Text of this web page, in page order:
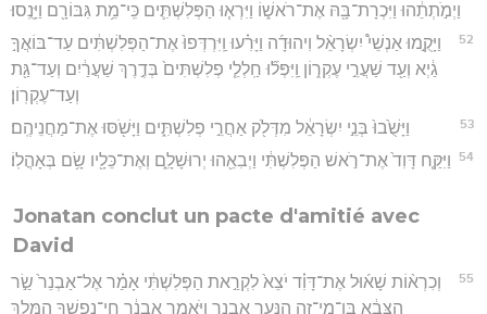
וַיְמֹ֣תְתֵ֔הוּ וַיִּכְרָת־בָּ֖הּ אֶת־רֹאשׁ֑וֹ וַיִּרְא֧וּ הַפְּלִשְׁתִּ֛ים כִּֽי־מֵ֥ת גִּבּוֹרָ֖ם וַיָּנֻֽסוּ׃
52
וַיָּקֻ֣מוּ אַנְשֵׁי֩ יִשְׂרָאֵ֨ל וִיהוּדָ֜ה וַיָּרִ֗עוּ וַֽיִּרְדְּפוּ֙ אֶת־הַפְּלִשְׁתִּ֔ים עַד־בּוֹאֲךָ֣
גַ֔יְא וְעַ֖ד שַׁעֲרֵ֣י עֶקְר֑וֹן וַֽיִּפְּל֞וּ חַֽלְלֵ֤י פְלִשְׁתִּים֙ בְּדֶ֣רֶךְ שַׁעֲרַ֔יִם וְעַד־גַּ֖ת
וְעַד־עֶקְרֽוֹן׃
53 וַיָּשֻׁ֙בוּ֙ בְּנֵ֣י יִשְׂרָאֵ֔ל מִדְּלֹ֖ק אַחֲרֵ֣י פְלִשְׁתִּ֑ים וַיָּשֹׁ֖סּוּ אֶת־מַחֲנֵיהֶֽם׃
54 וַיִּקַּ֤ח דָּוִד֙ אֶת־רֹ֣אשׁ הַפְּלִשְׁתִּ֔י וַיְבִאֵ֖הוּ יְרוּשָׁלִָ֑ם וְאֶת־כֵּלָ֖יו שָׂ֥ם בְּאָהֳלֽוֹ׃
Jonatan conclut un pacte d'amitié avec
David
55
וְכִרְא֨וֹת שָׁא֜וּל אֶת־דָּוִ֗ד יֹצֵא֙ לִקְרַ֣את הַפְּלִשְׁתִּ֔י אָמַ֗ר אֶל־אַבְנֵר֙ שַׂ֣ר
הַצָּבָ֔א בֶּן־מִי־זֶ֥ה הַנַּ֖עַר אַבְנֵ֑ר וַיֹּ֣אמֶר אַבְנֵ֔ר חֵֽי־נַפְשְׁךָ֥ הַמֶּ֖לֶךְ